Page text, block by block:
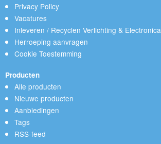
Privacy Policy
Vacatures
Inleveren / Recyclen Verlichting & Electronica
Herroeping aanvragen
Cookie Toestemming
Producten
Alle producten
Nieuwe producten
Aanbiedingen
Tags
RSS-feed